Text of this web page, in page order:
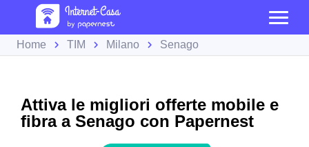
Home TIM Milano Senago